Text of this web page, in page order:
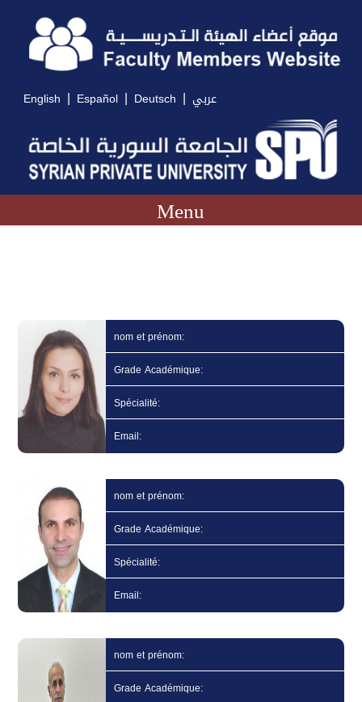
English | Español | Deutsch | عربي
Menu
nom et prénom:
Grade Académique:
Spécialité:
Email:
nom et prénom:
Grade Académique:
Spécialité:
Email:
nom et prénom:
Grade Académique: